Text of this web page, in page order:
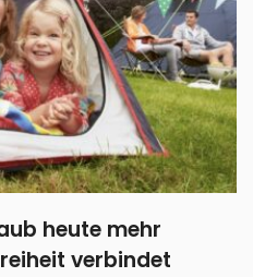
heute mehr
verbindet